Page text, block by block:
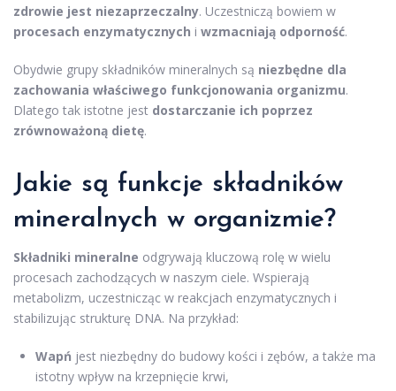
zdrowie jest niezaprzeczalny. Uczestniczą bowiem w
procesach enzymatycznych i wzmacniają odporność.
Obydwie grupy składników mineralnych są niezbędne dla
zachowania właściwego funkcjonowania organizmu.
Dlatego tak istotne jest dostarczanie ich poprzez
zrównoważoną dietę.
Jakie są funkcje składników
mineralnych w organizmie?
Składniki mineralne odgrywają kluczową rolę w wielu
procesach zachodzących w naszym ciele. Wspierają
metabolizm, uczestnicząc w reakcjach enzymatycznych i
stabilizując strukturę DNA. Na przykład:
Wapń jest niezbędny do budowy kości i zębów, a także ma
istotny wpływ na krzepnięcie krwi,